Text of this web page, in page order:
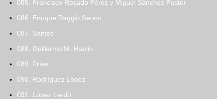
085. Francisco Rosado Pérez y Miguel Sánchez Pastor
086. Enrique Raggio Serino
087. Santos
088. Guillermo M. Huelin
089. Príes
090. Rodríguez López
091. López Lerdó